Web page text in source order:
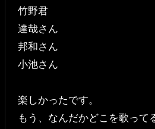
竹野君
達哉さん
邦和さん
小池さん
楽しかったです。
もう、なんだかどこを歌って